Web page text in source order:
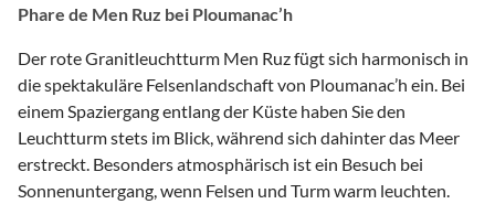
Phare de Men Ruz bei Ploumanac’h
Der rote Granitleuchtturm Men Ruz fügt sich harmonisch in
die spektakuläre Felsenlandschaft von Ploumanac’h ein. Bei
einem Spaziergang entlang der Küste haben Sie den
Leuchtturm stets im Blick, während sich dahinter das Meer
erstreckt. Besonders atmosphärisch ist ein Besuch bei
Sonnenuntergang, wenn Felsen und Turm warm leuchten.